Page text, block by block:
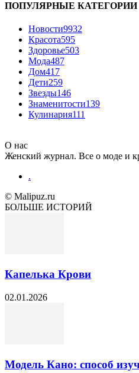
ПОПУЛЯРНЫЕ КАТЕГОРИИ
Новости9932
Красота595
Здоровье503
Мода487
Дом417
Дети259
Звезды146
Знаменитости139
Кулинария111
О нас
Женский журнал. Все о моде и
.
© Malipuz.ru
БОЛЬШЕ ИСТОРИЙ
Капелька Крови
02.01.2026
Модель Кано: способ